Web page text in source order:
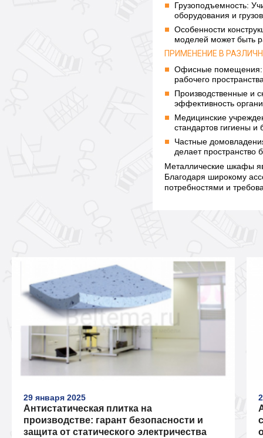
Грузоподъемность:
оборудования и
Особенности
моделей может быть
ПРИМЕНЕНИЕ В
Офисные помещения:
рабочего
Производственные и
эффективность
Медицинские
стандартов гигиены и
Частные
делает пространство
Металлические шкафы
Благодаря широкому
потребностями и
29 января 2025
Антистатическая плитка на
производстве: гарант безопасности и
защита от статического электричества